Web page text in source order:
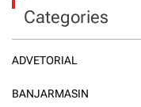
Categories
ADVETORIAL
BANJARMASIN